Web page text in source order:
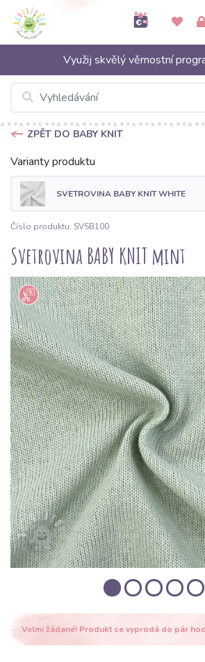
Využij skvělý věrnostní
ZPĚT DO BABY KNIT
Varianty produktu
SVETROVINA BABY KNIT WHITE
Číslo produktu: SVSB100
Svetrovina BABY KNIT mint
Velmi žádané! Produkt se vyprodá do pár